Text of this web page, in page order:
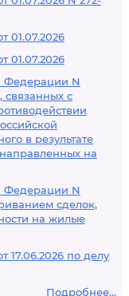
01.07.2026
01.07.2026
Федерации N
связанных с
в результате
на
Федерации N
сделок,
на жилые
17.06.2026 по делу
Подробнее...